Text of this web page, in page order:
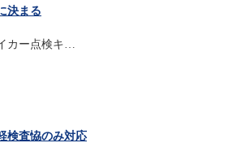
決まる
カー点検キ…
検査恊のみ対応